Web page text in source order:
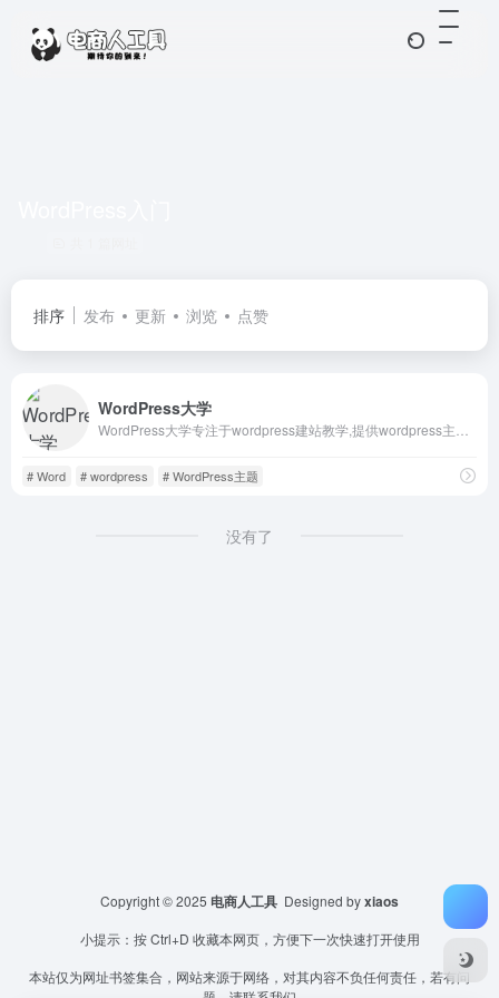
排序 发布 更新 浏览 点赞
WordPress大学
# Word # wordpress # WordPress主题
没有了
Copyright © 2025 电商人工具 Designed byxiaos
小提示：按 Ctrl+D 收藏本网页，方便下一次快速打开使用
本站仅为网址书签集合，网站来源于网络，对其内容不负任何责任，若有问